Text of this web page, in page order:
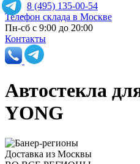
8 (495) 135-00-54
Телефон склада в Москве
Пн-сб с 9:00 до 20:00
Контакты
Автостекла
YONG
Доставка из Москвы